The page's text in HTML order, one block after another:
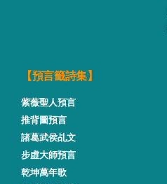
【預言籤詩集】
紫薇聖人預言
推背圖預言
諸葛武侯乩文
步虛大師預言
乾坤萬年歌